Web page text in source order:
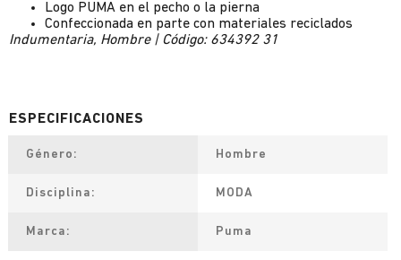
Logo PUMA en el pecho o la pierna
Confeccionada en parte con materiales reciclados
Indumentaria, Hombre | Código: 634392 31
Género Hombre
Disciplina MODA
Marca Puma